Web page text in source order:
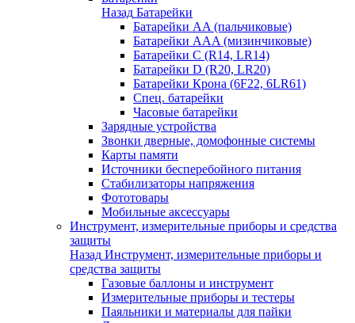
Назад Батарейки
Батарейки AA (пальчиковые)
Батарейки AAA (мизинчиковые)
Батарейки C (R14, LR14)
Батарейки D (R20, LR20)
Батарейки Крона (6F22, 6LR61)
Спец. батарейки
Часовые батарейки
Зарядные устройства
Звонки дверные, домофонные системы
Карты памяти
Источники бесперебойного питания
Стабилизаторы напряжения
Фототовары
Мобильные аксессуары
Инструмент, измерительные приборы и средства
защиты
Назад Инструмент, измерительные приборы и
средства защиты
Газовые баллоны и инструмент
Измерительные приборы и тестеры
Паяльники и материалы для пайки